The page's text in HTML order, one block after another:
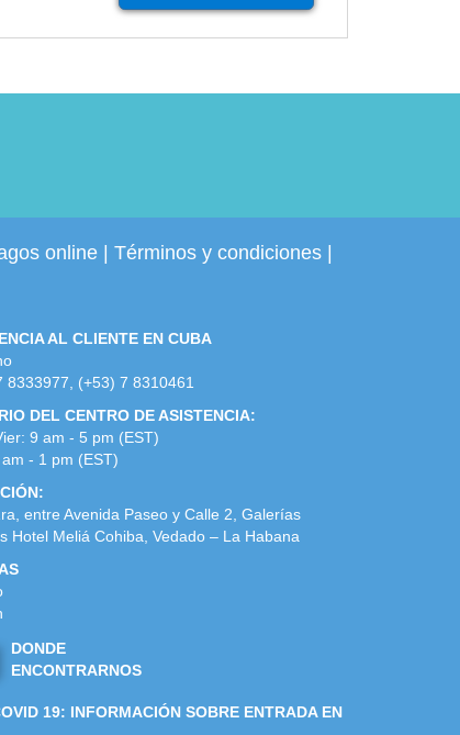
online | Términos y condiciones |
AL CLIENTE EN CUBA
8333977, (+53) 7 8310461
DEL CENTRO DE ASISTENCIA:
9 am - 5 pm (EST)
- 1 pm (EST)
entre Avenida Paseo y Calle 2, Galerías
Hotel Meliá Cohiba, Vedado – La Habana
DONDE
ENCONTRARNOS
19: INFORMACIÓN SOBRE ENTRADA EN